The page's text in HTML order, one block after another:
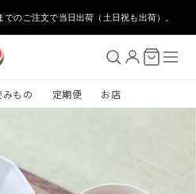
でのご注文で当日出荷（土日祝も出荷）。
みもの 定期便 お店